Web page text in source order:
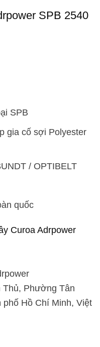
SPB 2540
SPB
gia cố sợi Polyester
/ OPTIBELT
quốc
Curoa Adrpower
Thủ, Phường Tân
phố Hồ Chí Minh, Việt